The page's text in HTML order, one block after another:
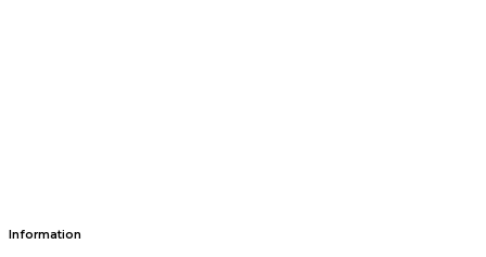
Information